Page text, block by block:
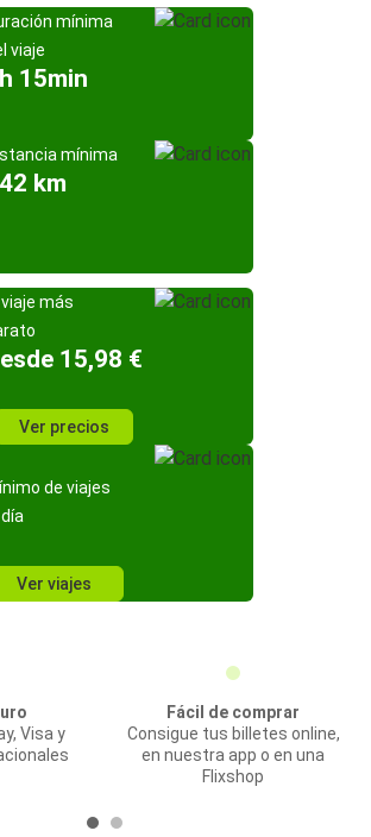
mínima
viaje
15min
mínima
km
viaje más
15,98 €
Ver precios
de viajes
Ver viajes
Visa y
Fácil de comprar
Consigue tus billetes online,
en nuestra app o en una
Flixshop